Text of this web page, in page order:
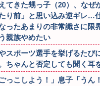
てきた甥っ子（20）、なぜ
り前」と思い込み逆ギレ…
ったあまりの非常識さに限
親族やめたい
スポーツ選手を挙げるたび
ちゃんと否定しても聞く耳
っこしよう！」息子「うん